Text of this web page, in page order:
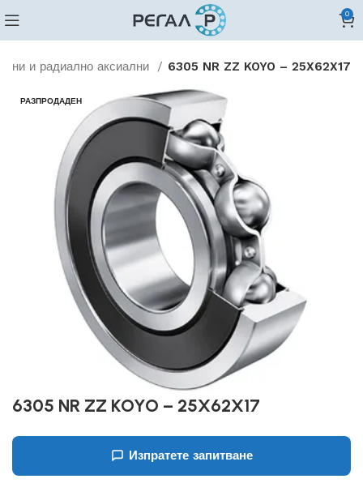
0
и радиално аксиални 6305 NR ZZ KOYO – 25X62X17
РАЗПРОДАДЕН
6305 NR ZZ KOYO – 25X62X17
Изпратете запитване